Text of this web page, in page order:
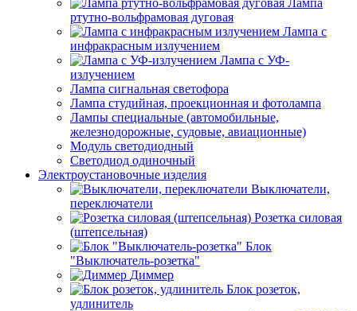
Лампа
ртутно-вольфрамовая дуговая
Лампа с
инфракрасным излучением
Лампа с УФ-
излучением
Лампа сигнальная светофора
Лампа студийная, проекционная и фотолампа
Лампы специальные (автомобильные,
железнодорожные, судовые, авиационные)
Модуль светодиодный
Светодиод одиночный
Электроустановочные изделия
Выключатели,
переключатели
Розетка силовая
(штепсельная)
Блок
"Выключатель-розетка"
Диммер
Блок розеток,
удлинитель